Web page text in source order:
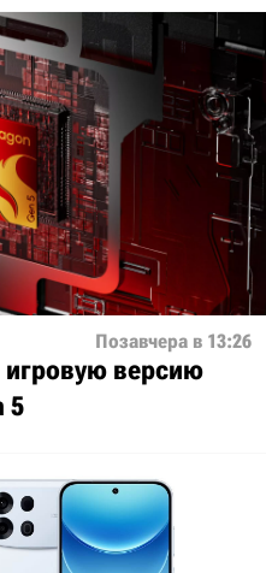
Позавчера в 13:26
игровую версию
5